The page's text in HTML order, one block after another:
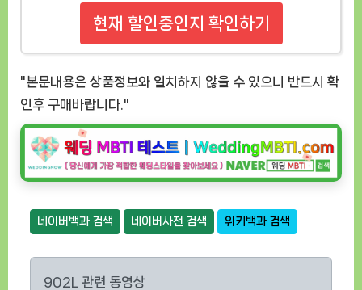
현재 할인중인지 확인하기
"본문내용은 상품정보와 일치하지 않을 수 있으니 반드시 확
인후 구매바랍니다."
네이버백과 검색 네이버사전 검색 위키백과 검색
902L 관련 동영상